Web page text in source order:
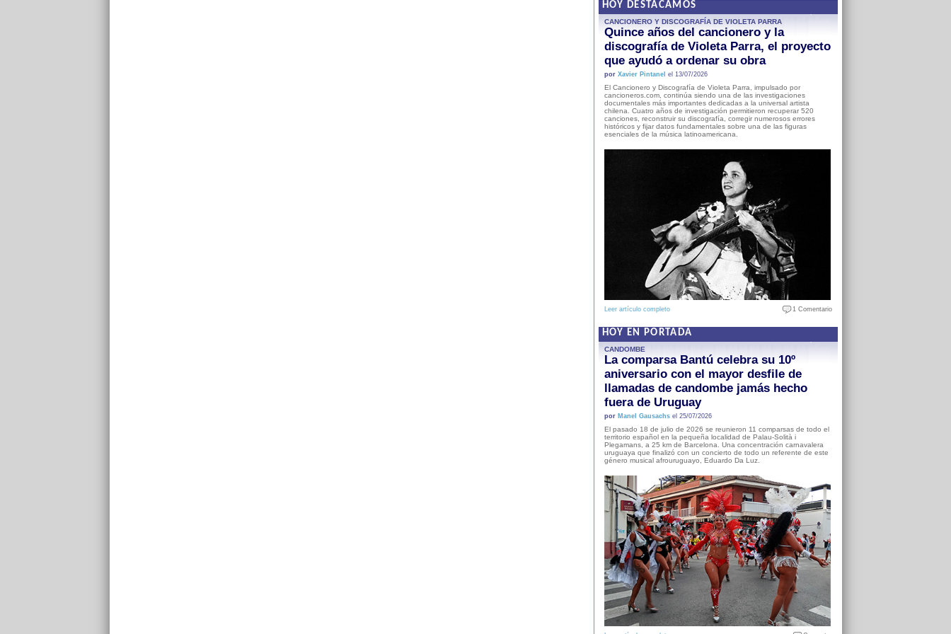
HOY DESTACAMOS
CANCIONERO Y DISCOGRAFÍA DE VIOLETA PARRA
Quince años del cancionero y la
discografía de Violeta Parra, el proyecto
que ayudó a ordenar su obra
por Xavier Pintanel el 13/07/2026
El Cancionero y Discografía de Violeta Parra, impulsado por
cancioneros.com, continúa siendo una de las investigaciones
documentales más importantes dedicadas a la universal artista
chilena. Cuatro años de investigación permitieron recuperar 520
canciones, reconstruir su discografía, corregir numerosos errores
históricos y fijar datos fundamentales sobre una de las figuras
esenciales de la música latinoamericana.
Leer artículo completo 1 Comentario
HOY EN PORTADA
CANDOMBE
La comparsa Bantú celebra su 10º
aniversario con el mayor desfile de
llamadas de candombe jamás hecho
fuera de Uruguay
por Manel Gausachsel 25/07/2026
El pasado 18 de julio de 2026 se reunieron 11 comparsas de todo el
territorio español en la pequeña localidad de Palau-Solità i
Plegamans, a 25 km de Barcelona. Una concentración carnavalera
uruguaya que finalizó con un concierto de todo un referente de este
género musical afrouruguayo, Eduardo Da Luz.